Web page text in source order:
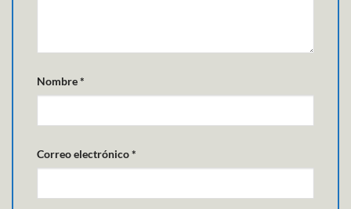
Nombre*
Correo electrónico*